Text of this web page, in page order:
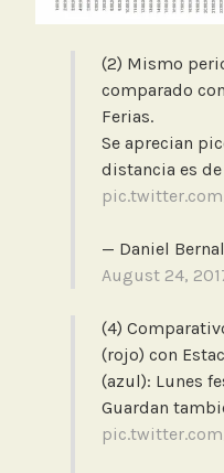
(2) Mismo
comparado
Ferias.
Se aprecian
distancia es de
— Daniel
August 24,
(4)
(rojo) con
(azul): Lunes
Guardan